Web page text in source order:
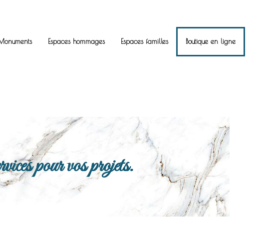
Espaces hommages Espaces familles Boutique en ligne
pour vos projets.